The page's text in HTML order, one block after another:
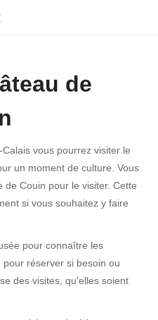
de
vous pourrez visiter le
un moment de culture. Vous
de Couin pour le visiter. Cette
si vous souhaitez y faire
pour connaître les
réserver si besoin ou
des visites, qu'elles soient